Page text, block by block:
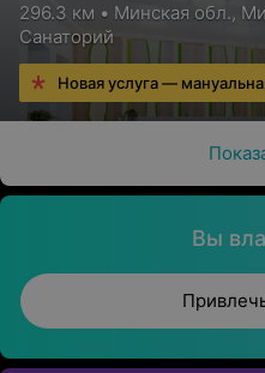
296.3 км • Минская обл.,
Санаторий
Новая услуга —
Вы